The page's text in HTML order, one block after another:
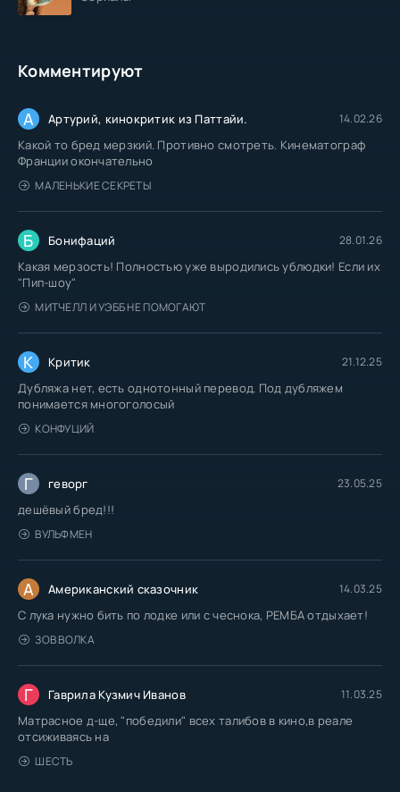
Комментируют
А Артурий, кинокритик из Паттайи. 14.02.26
Какой то бред мерзкий. Противно смотреть. Кинематограф
Франции окончательно
МАЛЕНЬКИЕ СЕКРЕТЫ
Б Бонифаций 28.01.26
Какая мерзость! Полностью уже выродились ублюдки! Если их
"Пип-шоу"
МИТЧЕЛЛ И УЭББ НЕ ПОМОГАЮТ
К Критик 21.12.25
Дубляжа нет, есть однотонный перевод. Под дубляжем
понимается многоголосый
КОНФУЦИЙ
Г геворг 23.05.25
дешёвый бред!!!
ВУЛЬФМЕН
А Американский сказочник 14.03.25
С лука нужно бить по лодке или с чеснока, РЕМБА отдыхает!
ЗОВ ВОЛКА
Г Гаврила Кузмич Иванов 11.03.25
Матрасное д-ще, "победили" всех талибов в кино,в реале
отсиживаясь на
ШЕСТЬ